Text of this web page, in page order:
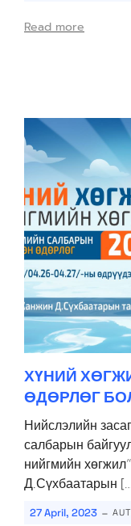
Read more
ХҮНИЙ
ӨДӨРЛӨГ
Нийслэлийн
салбарын
нийгмийн
Д.Сүхбаатарын
27 April, 2023 -